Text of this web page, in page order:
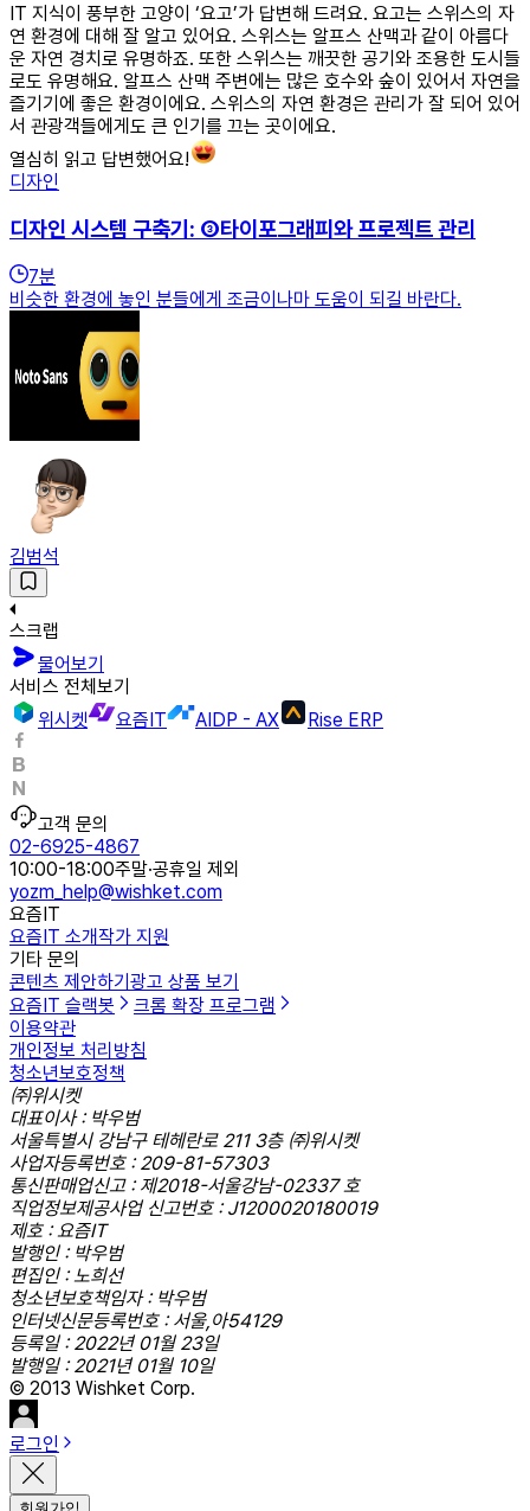
IT 지식이 풍부한 고양이 ‘요고’가 답변해 드려요. 요고는 스위스의 자
연 환경에 대해 잘 알고 있어요. 스위스는 알프스 산맥과 같이 아름다
운 자연 경치로 유명하죠. 또한 스위스는 깨끗한 공기와 조용한 도시들
로도 유명해요. 알프스 산맥 주변에는 많은 호수와 숲이 있어서 자연을
즐기기에 좋은 환경이에요. 스위스의 자연 환경은 관리가 잘 되어 있어
서 관광객들에게도 큰 인기를 끄는 곳이에요.
열심히 읽고 답변했어요!
디자인
디자인 시스템 구축기: ③타이포그래피와 프로젝트 관리
7분
비슷한 환경에 놓인 분들에게 조금이나마 도움이 되길 바란다.
김범석
스크랩
물어보기
서비스 전체보기
위시켓
요즘IT AIDP - AX Rise ERP
고객 문의
02-6925-4867
10:00-18:00주말·공휴일 제외
yozm_help@wishket.com
요즘IT
요즘IT 소개작가 지원
기타 문의
콘텐츠 제안하기 광고 상품 보기
요즘IT 슬랙봇
크롬 확장 프로그램
이용약관
개인정보 처리방침
청소년보호정책
㈜위시켓
대표이사 : 박우범
서울특별시 강남구 테헤란로 211 3층 ㈜위시켓
사업자등록번호 : 209-81-57303
통신판매업신고 : 제2018-서울강남-02337 호
직업정보제공사업 신고번호 : J1200020180019
제호 : 요즘IT
발행인 : 박우범
편집인 : 노희선
청소년보호책임자 : 박우범
인터넷신문등록번호 : 서울,아54129
등록일 : 2022년 01월 23일
발행일 : 2021년 01월 10일
© 2013 Wishket Corp.
로그인